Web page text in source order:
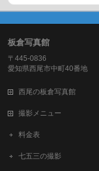
板倉写真館
〒445-0836
愛知県西尾市中町40番地
西尾の板倉写真館
撮影メニュー
料金表
七五三の撮影